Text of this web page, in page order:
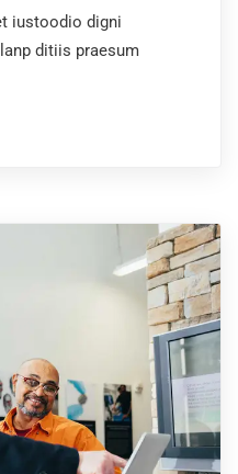
iustoodio digni
ditiis praesum